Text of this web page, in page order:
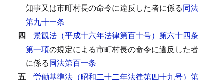
知事又は市町村長の命令に違反した者に係る同法
第九十一条
四 景観法（平成十六年法律第百十号）第六十四条
第一項の規定による市町村長の命令に違反した者
に係る同法第百一条
五 労働基準法（昭和二十二年法律第四十九号）第